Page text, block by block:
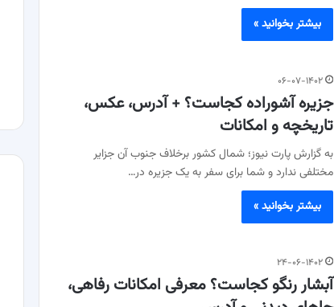
بیشتر بخوانید »
۰۶-۰۷-۱۴۰۲
جزیره آشوراده کجاست؟ + آدرس، عکس،
تاریخچه و امکانات
به گزارش پارت نیوز؛ شمال کشور برخلاف جنوب آن جزایر
مختلفی ندارد و شما برای سفر به یک جزیره در…
بیشتر بخوانید »
۲۴-۰۶-۱۴۰۲
آبشار رنگو کجاست؟ معرفی امکانات رفاهی،